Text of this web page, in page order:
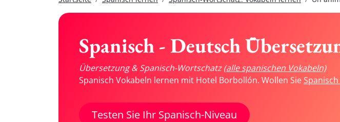
Spanisch - Deutsch
Übersetzung & Spanisch-Wortschatz(alle spanischen Vokabeln)
Spanisch Vokabeln lernen mit Hotel Borbollón. Wollen Sie
Testen Sie Ihr Spanisch-Niveau